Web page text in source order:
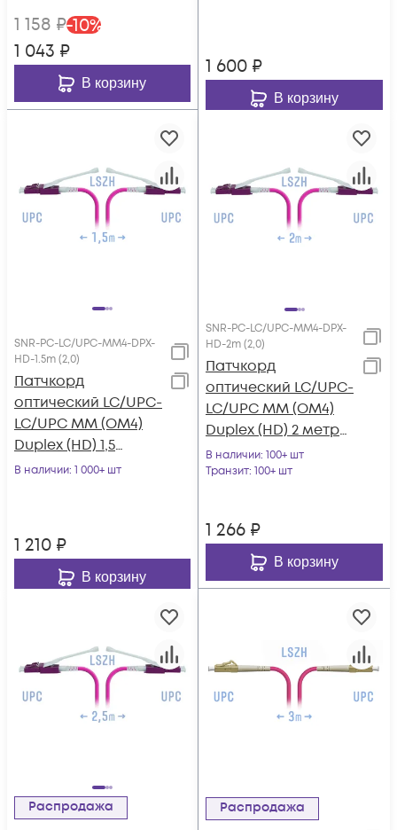
1 158 ₽-10%
1 043 ₽
В корзину
1 600 ₽
В корзину
SNR-PC-LC/UPC-MM4-DPX-
HD-1.5m (2,0)
Патчкорд
оптический LC/UPC-
LC/UPC MM (OM4)
Duplex (HD) 1,5
метрa, 2мм
В наличии: 1 000+ шт
1 210 ₽
В корзину
SNR-PC-LC/UPC-MM4-DPX-
HD-2m (2,0)
Патчкорд
оптический LC/UPC-
LC/UPC MM (OM4)
Duplex (HD) 2 метрa,
2мм
В наличии: 100+ шт
Транзит: 100+ шт
1 266 ₽
В корзину
Распродажа Распродажа